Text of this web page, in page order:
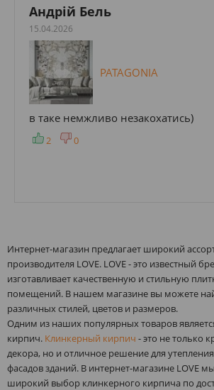
Андрій Бель
15.04.2026
PATAGONIA
в таке немжливо незакохатись)
2 0
Интернет-магазин предлагает широкий
производителя LOVE. LOVE - это известный
изготавливает качественную и стильную
помещений. В нашем магазине вы можете
различных стилей, цветов и размеров.
Одним из наших популярных товаров
кирпич. Клинкерный кирпич - это не только
декора, но и отличное решение для
фасадов зданий. В интернет-магазине LOVE
широкий выбор клинкерного кирпича по